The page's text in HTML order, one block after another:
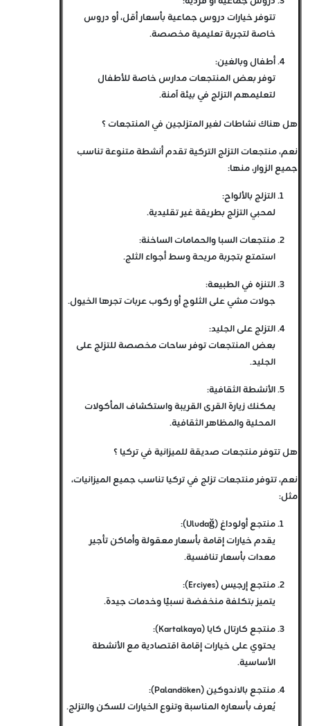
تتوفر خيارات دروس جماعية بأسعار أقل، أو دروس
خاصة لتجربة تعليمية مخصصة.
أطفال وبالغين:
توفر بعض المنتجعات مدارس خاصة للأطفال
لتعليمهم التزلج في بيئة آمنة.
هل هناك نشاطات لغير المتزلجين في المنتجعات ؟
نعم، منتجعات التزلج التركية تقدم أنشطة متنوعة تناسب
جميع الزوار، منها:
التزلج بالألواح:
لمحبي التزلج بطريقة غير تقليدية.
منتجعات السبا والحمامات الساخنة:
استمتع بتجربة مريحة وسط أجواء الثلج.
التنزه في الطبيعة:
جولات مشي على الثلوج أو ركوب عربات تجرها الخيول.
التزلج على الجليد:
بعض المنتجعات توفر ساحات مخصصة للتزلج على
الجليد.
الأنشطة الثقافية:
يمكنك زيارة القرى القريبة واستكشاف المأكولات
المحلية والمظاهر الثقافية.
هل تتوفر منتجعات صديقة للميزانية في تركيا ؟
نعم، تتوفر منتجعات تزلج في تركيا تناسب جميع الميزانيات،
مثل:
منتجع أولوداغ (Uludağ)
:
يقدم خيارات إقامة بأسعار معقولة وأماكن تأجير
معدات بأسعار تنافسية.
منتجع إرجيس (Erciyes)
:
يتميز بتكلفة منخفضة نسبيًا وخدمات جيدة.
منتجع كارتال كايا (Kartalkaya)
:
يحتوي على خيارات إقامة اقتصادية مع الأنشطة
الأساسية.
منتجع بالاندوكين (Palandöken)
:
يُعرف بأسعاره المناسبة وتنوع الخيارات للسكن والتزلج.